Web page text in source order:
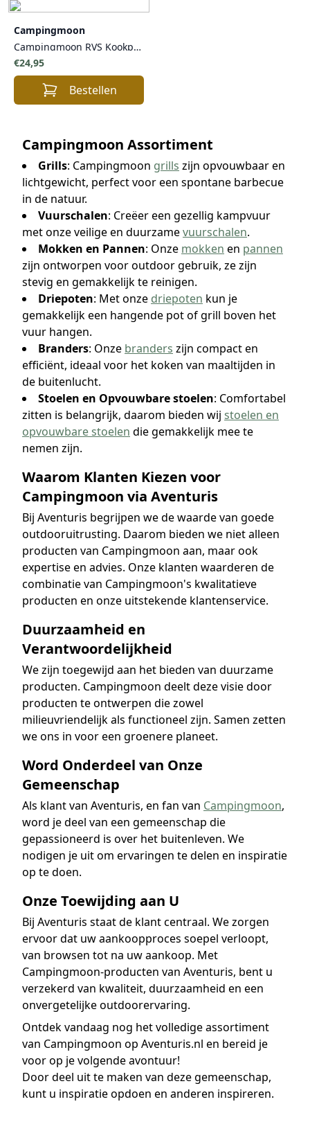
Campingmoon
Campingmoon RVS Kookpan Rechthoekig – 17 cm – Compacte Camping Pan met Handgreep & Opbergtas – Voor Gasbrander
€24,95
Bestellen
Campingmoon Assortiment
Grills: Campingmoon grills zijn opvouwbaar en
lichtgewicht, perfect voor een spontane barbecue
in de natuur.
Vuurschalen: Creëer een gezellig kampvuur
met onze veilige en duurzamevuurschalen.
Mokken en Pannen: Onze mokken en pannen
zijn ontworpen voor outdoor gebruik, ze zijn
stevig en gemakkelijk te reinigen.
Driepoten: Met onze driepoten kun je
gemakkelijk een hangende pot of grill boven het
vuur hangen.
Branders: Onze branders zijn compact en
efficiënt, ideaal voor het koken van maaltijden in
de buitenlucht.
Stoelen en Opvouwbare stoelen: Comfortabel
zitten is belangrijk, daarom bieden wij stoelen en
opvouwbare stoelen die gemakkelijk mee te
nemen zijn.
Waarom Klanten Kiezen voor
Campingmoon via Aventuris
Bij Aventuris begrijpen we de waarde van goede
outdooruitrusting. Daarom bieden we niet alleen
producten van Campingmoon aan, maar ook
expertise en advies. Onze klanten waarderen de
combinatie van Campingmoon's kwalitatieve
producten en onze uitstekende klantenservice.
Duurzaamheid en
Verantwoordelijkheid
We zijn toegewijd aan het bieden van duurzame
producten. Campingmoon deelt deze visie door
producten te ontwerpen die zowel
milieuvriendelijk als functioneel zijn. Samen zetten
we ons in voor een groenere planeet.
Word Onderdeel van Onze
Gemeenschap
Als klant van Aventuris, en fan van Campingmoon,
word je deel van een gemeenschap die
gepassioneerd is over het buitenleven. We
nodigen je uit om ervaringen te delen en inspiratie
op te doen.
Onze Toewijding aan U
Bij Aventuris staat de klant centraal. We zorgen
ervoor dat uw aankoopproces soepel verloopt,
van browsen tot na uw aankoop. Met
Campingmoon-producten van Aventuris, bent u
verzekerd van kwaliteit, duurzaamheid en een
onvergetelijke outdoorervaring.
Ontdek vandaag nog het volledige assortiment
van Campingmoon op Aventuris.nl en bereid je
voor op je volgende avontuur!
Door deel uit te maken van deze gemeenschap,
kunt u inspiratie opdoen en anderen inspireren.